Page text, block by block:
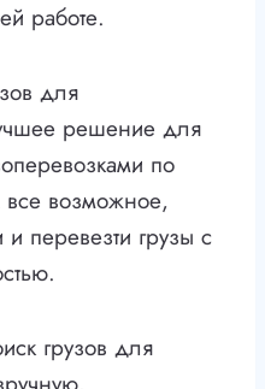
работе.
для
решение для
по
возможное,
перевезти грузы с
грузов для